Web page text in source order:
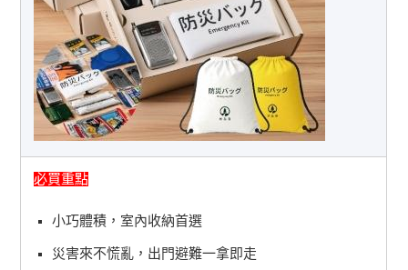
必買重點
小巧體積，室內收納首選
災害來不慌亂，出門避難一拿即走